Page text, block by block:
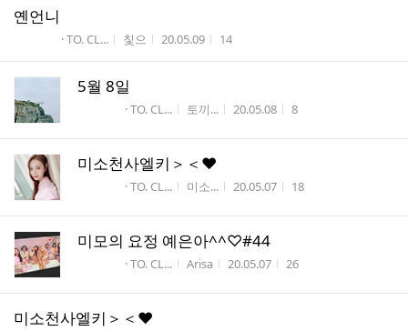
옌언니
· TO. CL... 작성자
칯으 작성시간
20.05.09 조회수
14
5월 8일
· TO. CL... 작성자
토끼... 작성시간
20.05.08 조회수
8
미소천사엘키＞＜♥
· TO. CL... 작성자
미소... 작성시간
20.05.07 조회수
18
미모의 요정 예은아^^♡#44
· TO. CL... 작성자
Arisa 작성시간
20.05.07 조회수
26
미소천사엘키＞＜♥